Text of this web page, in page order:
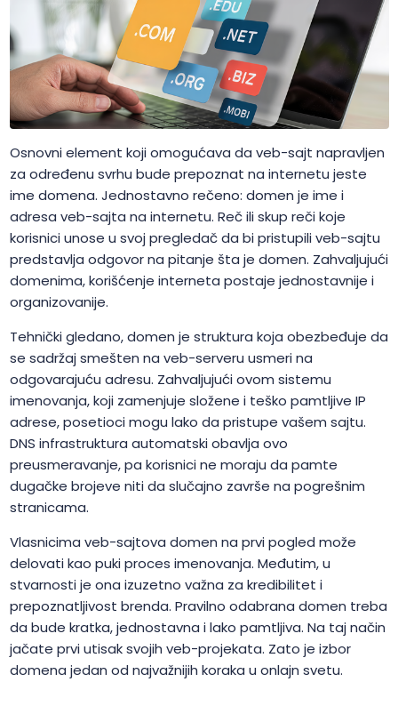
Osnovni element koji omogućava da veb-sajt napravljen
za određenu svrhu bude prepoznat na internetu jeste
ime domena. Jednostavno rečeno: domen je ime i
adresa veb-sajta na internetu. Reč ili skup reči koje
korisnici unose u svoj pregledač da bi pristupili veb-sajtu
predstavlja odgovor na pitanje šta je domen. Zahvaljujući
domenima, korišćenje interneta postaje jednostavnije i
organizovanije.
Tehnički gledano, domen je struktura koja obezbeđuje da
se sadržaj smešten na veb-serveru usmeri na
odgovarajuću adresu. Zahvaljujući ovom sistemu
imenovanja, koji zamenjuje složene i teško pamtljive IP
adrese, posetioci mogu lako da pristupe vašem sajtu.
DNS infrastruktura automatski obavlja ovo
preusmeravanje, pa korisnici ne moraju da pamte
dugačke brojeve niti da slučajno završe na pogrešnim
stranicama.
Vlasnicima veb-sajtova domen na prvi pogled može
delovati kao puki proces imenovanja. Međutim, u
stvarnosti je ona izuzetno važna za kredibilitet i
prepoznatljivost brenda. Pravilno odabrana domen treba
da bude kratka, jednostavna i lako pamtljiva. Na taj način
jačate prvi utisak svojih veb-projekata. Zato je izbor
domena jedan od najvažnijih koraka u onlajn svetu.